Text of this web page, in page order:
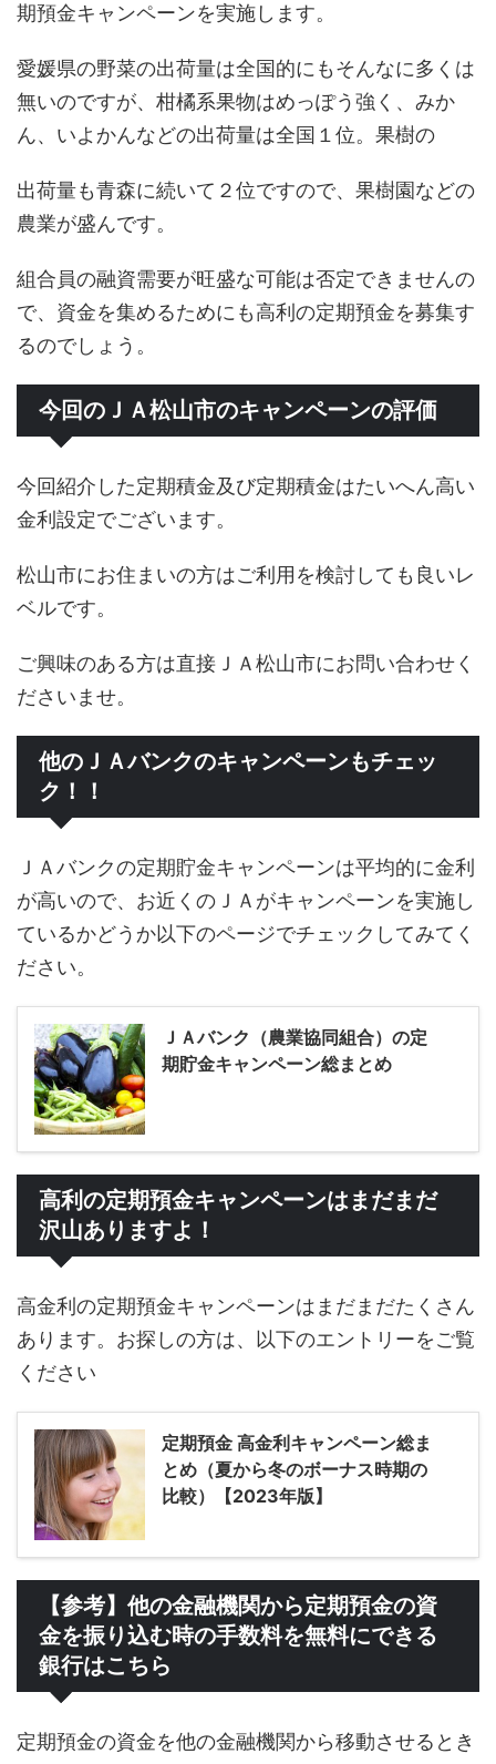
期預金キャンペーンを実施します。
愛媛県の野菜の出荷量は全国的にもそんなに多くは
無いのですが、柑橘系果物はめっぽう強く、みか
ん、いよかんなどの出荷量は全国１位。果樹の
出荷量も青森に続いて２位ですので、果樹園などの
農業が盛んです。
組合員の融資需要が旺盛な可能は否定できませんの
で、資金を集めるためにも高利の定期預金を募集す
るのでしょう。
今回のＪＡ松山市のキャンペーンの評価
今回紹介した定期積金及び定期積金はたいへん高い
金利設定でございます。
松山市にお住まいの方はご利用を検討しても良いレ
ベルです。
ご興味のある方は直接ＪＡ松山市にお問い合わせく
ださいませ。
他のＪＡバンクのキャンペーンもチェッ
ク！！
ＪＡバンクの定期貯金キャンペーンは平均的に金利
が高いので、お近くのＪＡがキャンペーンを実施し
ているかどうか以下のページでチェックしてみてく
ださい。
ＪＡバンク（農業協同組合）の定
期貯金キャンペーン総まとめ
高利の定期預金キャンペーンはまだまだ
沢山ありますよ！
高金利の定期預金キャンペーンはまだまだたくさん
あります。お探しの方は、以下のエントリーをご覧
ください
定期預金 高金利キャンペーン総ま
とめ（夏から冬のボーナス時期の
比較）【2023年版】
【参考】他の金融機関から定期預金の資
金を振り込む時の手数料を無料にできる
銀行はこちら
定期預金の資金を他の金融機関から移動させるとき